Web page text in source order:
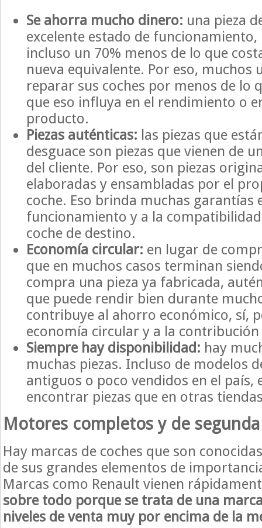
Se ahorra mucho dinero: una pieza
excelente estado de
incluso un 70% menos de lo que
nueva equivalente. Por eso, muchos
reparar sus coches por menos de lo
que eso influya en el rendimiento o
producto.
Piezas auténticas: las piezas que
desguace son piezas que vienen de
del cliente. Por eso, son piezas
elaboradas y ensambladas por el
coche. Eso brinda muchas garantías
funcionamiento y a la
coche de destino.
Economía circular: en lugar de
que en muchos casos terminan
compra una pieza ya fabricada,
que puede rendir bien durante
contribuye al ahorro económico, sí,
economía circular y a la
Siempre hay disponibilidad: hay
muchas piezas. Incluso de modelos
antiguos o poco vendidos en el país,
encontrar piezas que en otras
Motores completos y de
Hay marcas de coches que son
de sus grandes elementos de
Marcas como Renault vienen
sobre todo porque se trata de una
niveles de venta muy por encima de la